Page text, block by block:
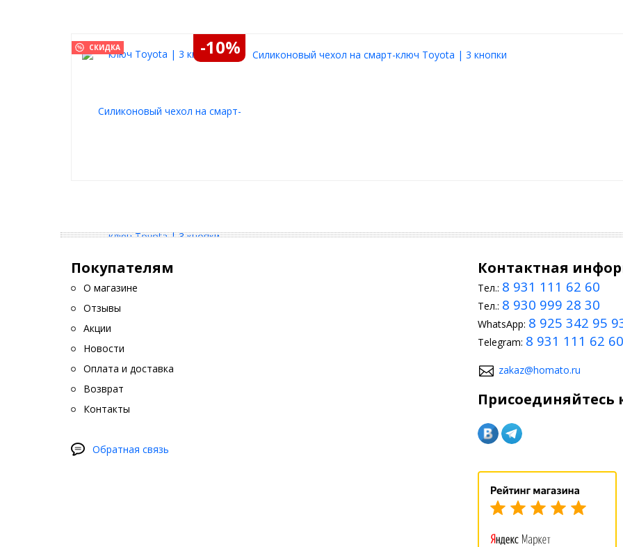
СКИДКА -10% Силиконовый чехол на смарт-ключ Toyota | 3 кнопки
Покупателям
О магазине
Отзывы
Акции
Новости
Оплата и доставка
Возврат
Контакты
Обратная связь
Контактная
Тел.: 8 931 111 62 60
Тел.: 8 930 999 28 30
WhatsApp: 8 925 342 95
Telegram: 8 931 111 62 60
zakaz@homato.ru
Присоединяйтесь